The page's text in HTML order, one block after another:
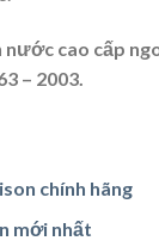
nước cao cấp
– 2003.
chính hãng
mới nhất